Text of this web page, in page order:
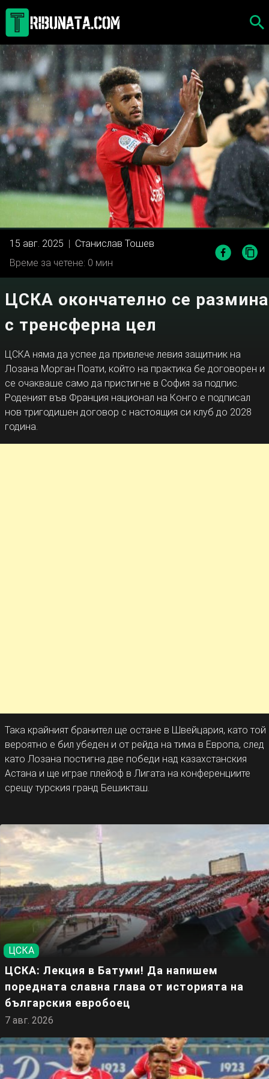
Skip
content
15 авг. 2025 | Станислав Тошев
Време за четене: 0 мин
ЦСКА окончателно се размина
с тренсферна цел
ЦСКА няма да успее да привлече левия защитник на
Лозана Морган Поати, който на практика бе договорен и
се очакваше само да пристигне в София за подпис.
Роденият във Франция национал на Конго е подписал
нов тригодишен договор с настоящия си клуб до 2028
година.
Така крайният бранител ще остане в Швейцария, като той
вероятно е бил убеден и от рейда на тима в Европа, след
като Лозана постигна две победи над казахстанския
Астана и ще играе плейоф в Лигата на конференциите
срещу турския гранд Бешикташ.
ЦСКА
ЦСКА: Лекция в Батуми! Да напишем
поредната славна глава от историята на
българския евробоец
7 авг. 2026